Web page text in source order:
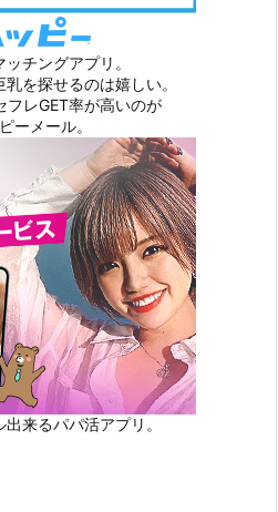
チングアプリ。
を探せるのは嬉しい。
フレGET率が高いのが
ーメール。
来るパパ活アプリ。